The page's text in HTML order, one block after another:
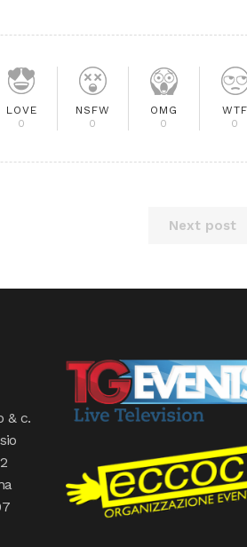
LOVE
0
NSFW
0
OMG
0
WTF
0
Next post
& c.